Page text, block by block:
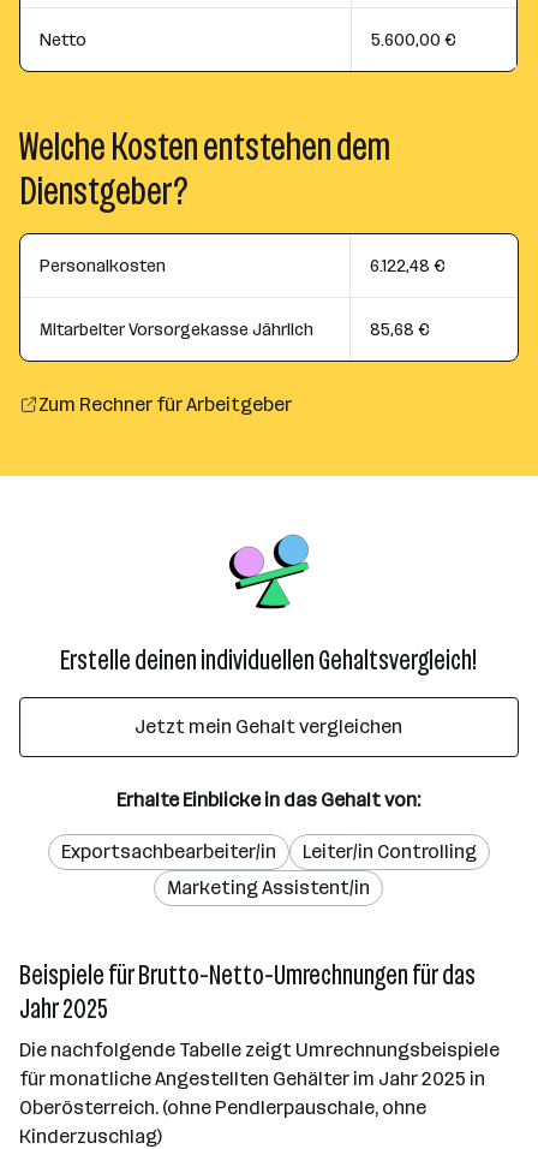
Netto 5.600,00 €
Welche Kosten entstehen dem
Dienstgeber?
Personalkosten 6.122,48 €
Mitarbeiter Vorsorgekasse Jährlich 85,68 €
Zum Rechner für Arbeitgeber
Erstelle deinen individuellen Gehaltsvergleich!
Jetzt mein Gehalt vergleichen
Erhalte Einblicke in das Gehalt von:
Exportsachbearbeiter/in
Leiter/in Controlling
Marketing Assistent/in
Beispiele für Brutto-Netto-Umrechnungen für das
Jahr 2025
Die nachfolgende Tabelle zeigt Umrechnungsbeispiele
für monatliche Angestellten Gehälter im Jahr 2025 in
Oberösterreich. (ohne Pendlerpauschale, ohne
Kinderzuschlag)